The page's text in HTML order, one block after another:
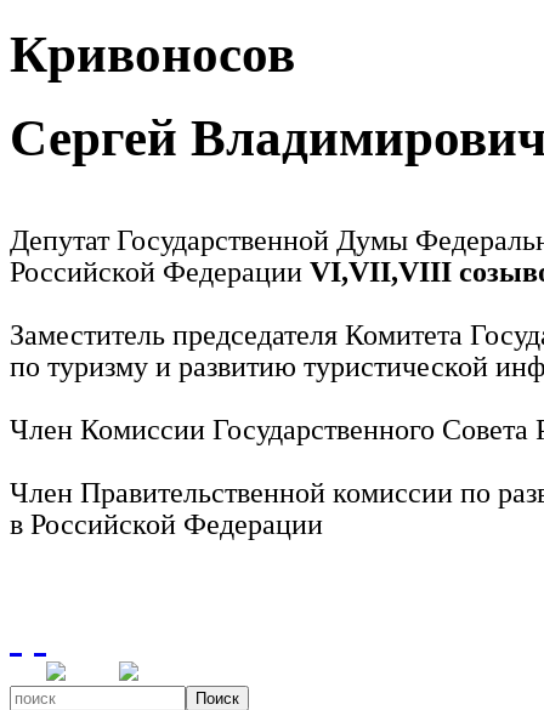
Кривоносов
Сергей
Депутат Государственной Думы
Российской Федерации VI,VII,VIII
Заместитель председателя Комитета
по туризму и развитию туристической
Член Комиссии Государственного
Член Правительственной комиссии по
в Российской Федерации
Поиск